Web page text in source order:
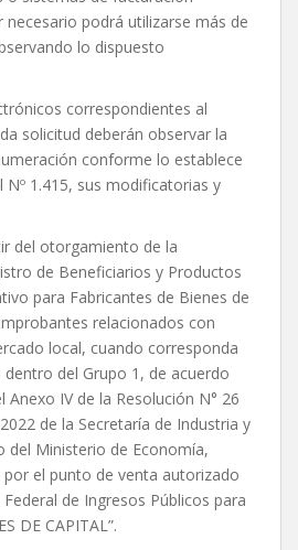
necesario podrá utilizarse más de
lo dispuesto
correspondientes al
solicitud deberán observar la
conforme lo establece
Nº 1.415, sus modificatorias y
del otorgamiento de la
de Beneficiarios y Productos
para Fabricantes de Bienes de
relacionados con
local, cuando corresponda
del Grupo 1, de acuerdo
IV de la Resolución N° 26
de la Secretaría de Industria y
del Ministerio de Economía,
el punto de venta autorizado
de Ingresos Públicos para
DE CAPITAL”.